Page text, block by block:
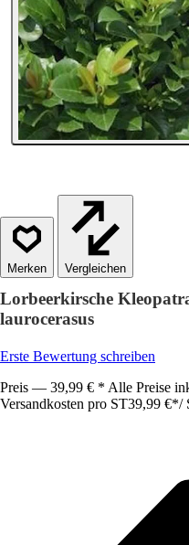
Vergleichen
Lorbeerkirsche
laurocerasus
Erste Bewertung schreiben
Preis — 39,99 € * Alle Preise
Versandkosten pro ST39,99 €*/